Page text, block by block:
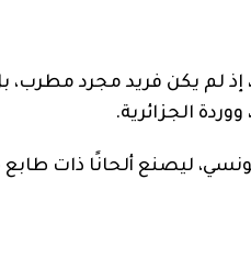
إذ لم يكن فريد مجرد مطرب،
الجزائرية.
ليصنع ألحانًا ذات